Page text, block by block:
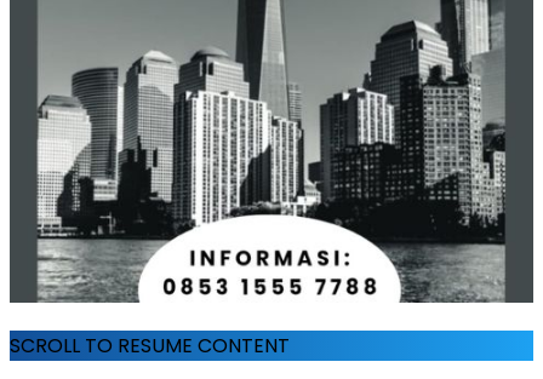
SCROLL TO RESUME CONTENT